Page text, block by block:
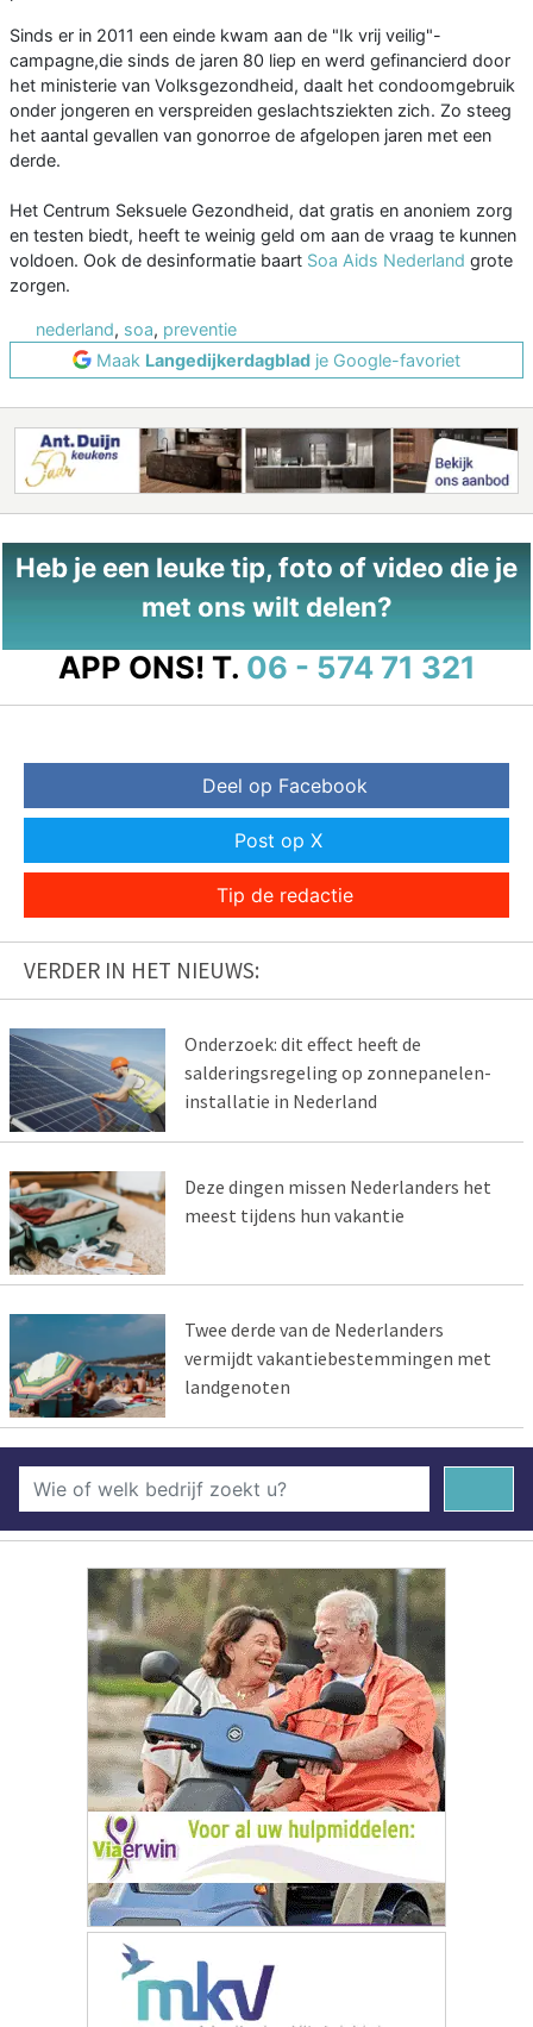
Sinds er in 2011 een einde kwam aan de "Ik vrij veilig"-
campagne,die sinds de jaren 80 liep en werd gefinancierd door
het ministerie van Volksgezondheid, daalt het condoomgebruik
onder jongeren en verspreiden geslachtsziekten zich. Zo steeg
het aantal gevallen van gonorroe de afgelopen jaren met een
derde.
Het Centrum Seksuele Gezondheid, dat gratis en anoniem zorg
en testen biedt, heeft te weinig geld om aan de vraag te kunnen
voldoen. Ook de desinformatie baart Soa Aids Nederland grote
zorgen.
nederland, soa, preventie
Maak Langedijkerdagblad je Google-favoriet
Heb je een leuke tip, foto of video die je
met ons wilt delen?
APP ONS! T. 06 - 574 71 321
Deel op Facebook
Post op X
Tip de redactie
VERDER IN HET NIEUWS:
Onderzoek: dit effect heeft de
salderingsregeling op zonnepanelen-
installatie in Nederland
Deze dingen missen Nederlanders het
meest tijdens hun vakantie
Twee derde van de Nederlanders
vermijdt vakantiebestemmingen met
landgenoten